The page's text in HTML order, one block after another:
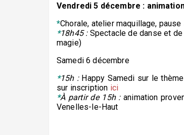
Vendredi 5 décembre :
*Chorale, atelier maquillage,
*18h45 :Spectacle de danse et de
magie)
Samedi 6 décembre
*15h : Happy Samedi sur le
sur inscription ici
*À partir de 15h :animation
Venelles-le-Haut